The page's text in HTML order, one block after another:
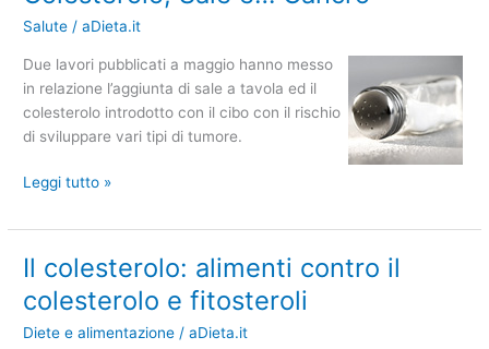
Salute /aDieta.it
Due lavori pubblicati a maggio hanno messo
in relazione l’aggiunta di sale a tavola ed il
colesterolo introdotto con il cibo con il rischio
di sviluppare vari tipi di tumore.
e…
Cancro
Leggi tutto »
Il colesterolo: alimenti contro il
colesterolo e fitosteroli
Diete e alimentazione /aDieta.it
Il
colesterolo:
alimenti
contro